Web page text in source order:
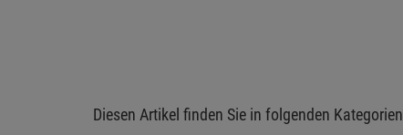
Diesen Artikel finden Sie in folgenden Kategorien